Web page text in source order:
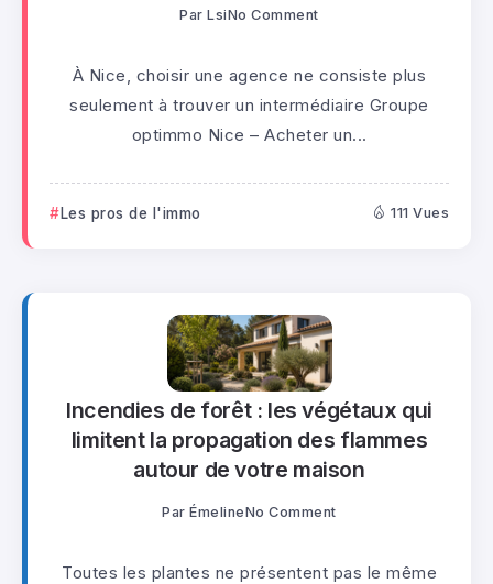
Par LsiNo Comment
À Nice, choisir une agence ne consiste plus
seulement à trouver un intermédiaire Groupe
optimmo Nice – Acheter un...
Les pros de l'immo 111 Vues
Incendies de forêt : les végétaux qui
limitent la propagation des flammes
autour de votre maison
Par ÉmelineNo Comment
Toutes les plantes ne présentent pas le même